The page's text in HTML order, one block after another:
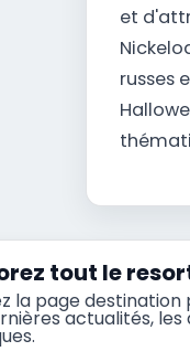
et
russes
tout le
la page
actualités,